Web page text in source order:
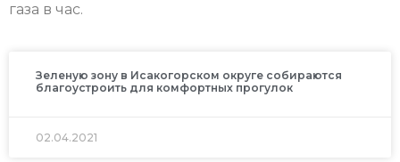
газа в час.
Зеленую зону в Исакогорском округе собираются
благоустроить для комфортных прогулок
02.04.2021